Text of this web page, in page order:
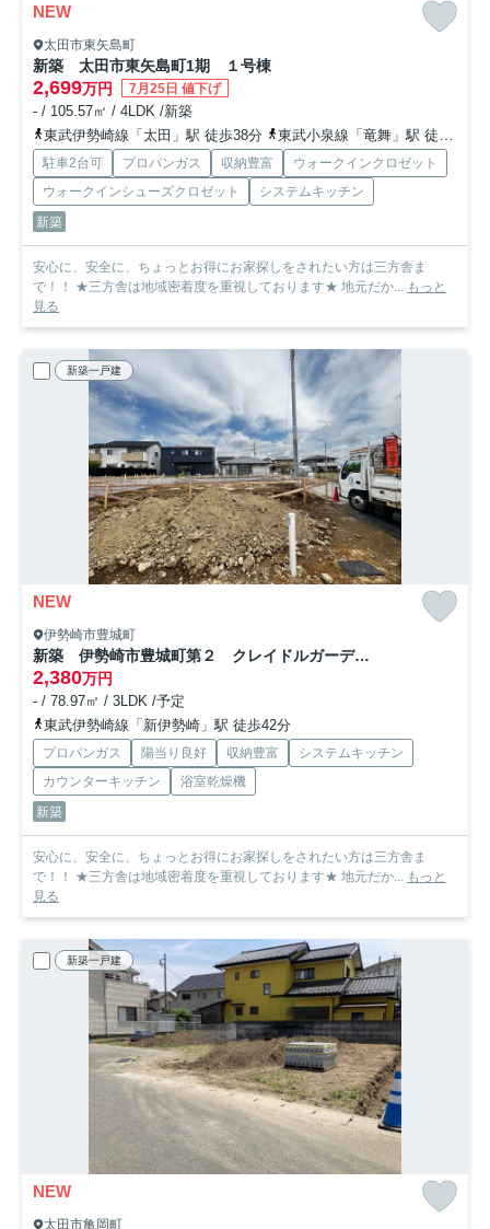
NEW
太田市東矢島町
新築 太田市東矢島町1期 １号棟
2,699万円 7月25日 値下げ
- / 105.57㎡ / 4LDK /新築
東武伊勢崎線「太田」駅 徒歩38分
東武小泉線「竜舞」駅 徒歩38分
駐車2台可 プロパンガス 収納豊富
ウォークインクロゼット
ウォークインシューズクロゼット
システムキッチン
新築
安心に、安全に、ちょっとお得にお家探しをされたい方は三方舎ま
で！！ ★三方舎は地域密着度を重視しております★ 地元だか...
もっと
見る
新築一戸建
NEW
伊勢崎市豊城町
新築 伊勢崎市豊城町第２ クレイドルガーデン １号棟
2,380万円
- / 78.97㎡ / 3LDK /予定
東武伊勢崎線「新伊勢崎」駅 徒歩42分
プロパンガス 陽当り良好 収納豊富
システムキッチン
カウンターキッチン
浴室乾燥機
新築
安心に、安全に、ちょっとお得にお家探しをされたい方は三方舎ま
で！！ ★三方舎は地域密着度を重視しております★ 地元だか...
もっと
見る
新築一戸建
NEW
太田市亀岡町